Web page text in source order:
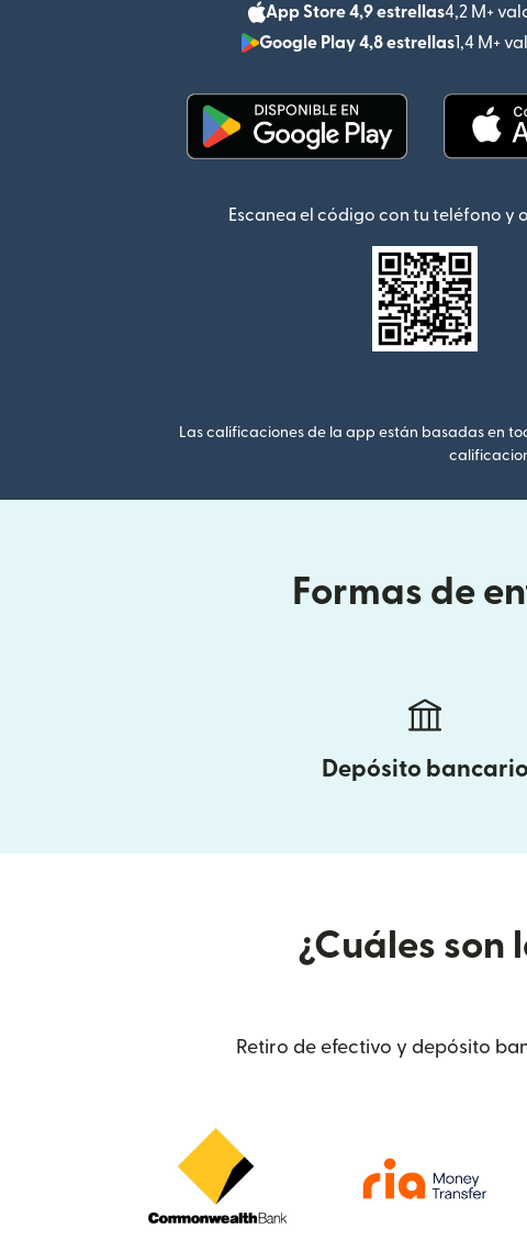
App Store 4,9 estrellas4,2 M+
Google Play 4,8 estrellas1,4 M+
Escanea el código con tu teléfono y
Las calificaciones de la app están basadas en
Formas de
Depósito bancario
¿Cuáles son
Retiro de efectivo y depósito